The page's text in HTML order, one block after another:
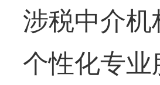
涉税中介
个性化专